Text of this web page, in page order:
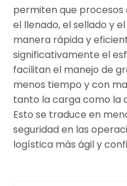
permiten que
el llenado, el sellado y
manera rápida y
significativamente el
facilitan el manejo de
menos tiempo y con
tanto la carga como la
Esto se traduce en
seguridad en las
logística más ágil y